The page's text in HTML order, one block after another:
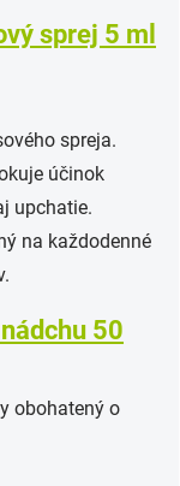
sprej 5 ml
spreja.
účinok
upchatie.
na každodenné
50
obohatený o